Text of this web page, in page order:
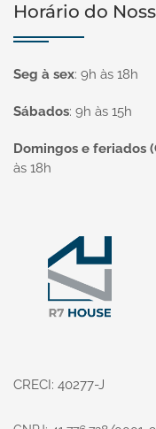
Horário do
Seg à sex: 9h às 18h
Sábados: 9h às 15h
Domingos e feriados
às 18h
CRECI: 40277-J